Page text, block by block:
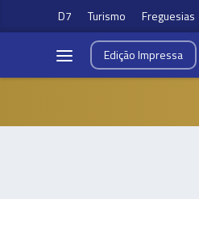
D7 Turismo Freguesias
EdiçãoImpressa